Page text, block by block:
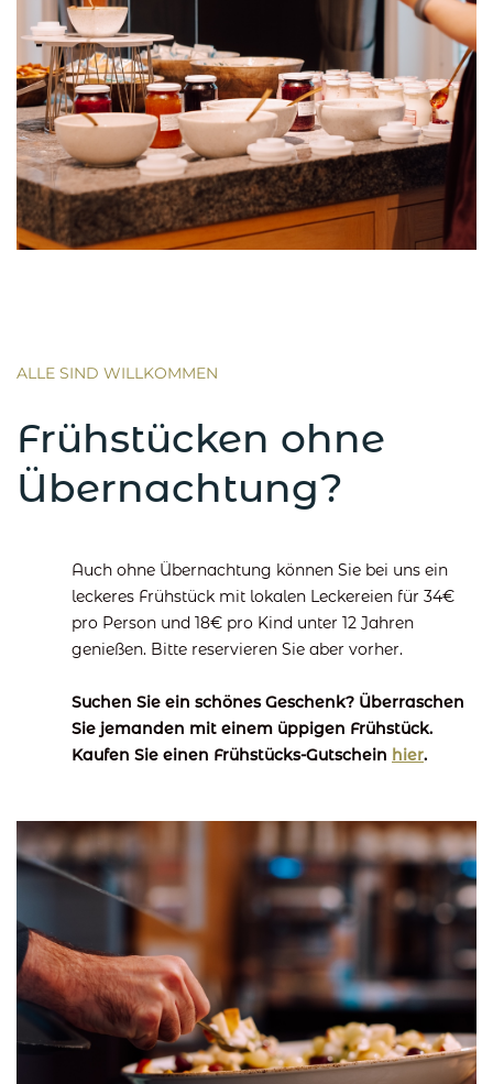
ALLE SIND WILLKOMMEN
Frühstücken ohne
Übernachtung?
Auch ohne Übernachtung können Sie bei uns ein
leckeres Frühstück mit lokalen Leckereien für 34€
pro Person und 18€ pro Kind unter 12 Jahren
genießen. Bitte reservieren Sie aber vorher.
Suchen Sie ein schönes Geschenk? Überraschen
Sie jemanden mit einem üppigen Frühstück.
Kaufen Sie einen Frühstücks-Gutschein hier.